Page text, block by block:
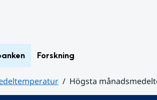
Forskning
Högsta